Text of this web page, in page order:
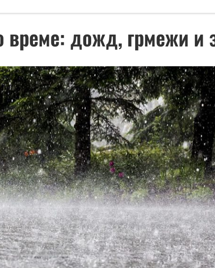
дожд, грмежи и